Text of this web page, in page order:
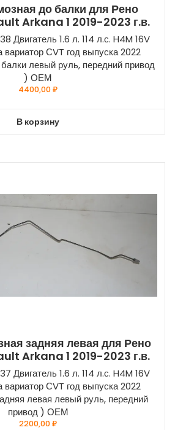
до балки для Рено
Arkana 1 2019-2023 г.в.
Двигатель 1.6 л. 114 л.с. H4M 16V
вариатор СVT год выпуска 2022
левый руль, передний привод
) ОЕМ
4400,00₽
В корзину
задняя левая для Рено
Arkana 1 2019-2023 г.в.
Двигатель 1.6 л. 114 л.с. H4M 16V
вариатор СVT год выпуска 2022
левая левый руль, передний
привод ) ОЕМ
2200,00₽